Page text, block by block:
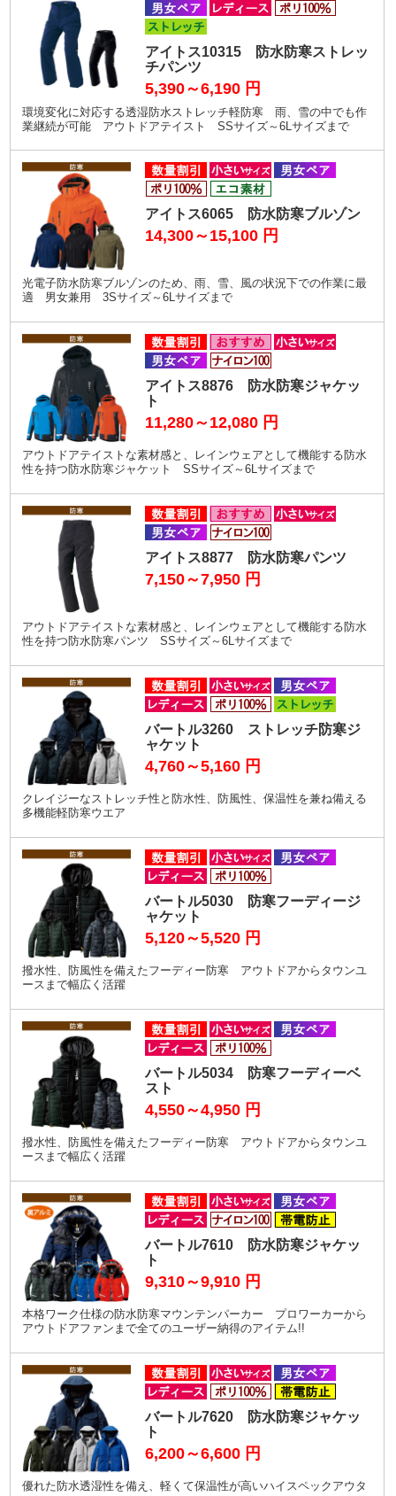
アイトス10315 防水防寒ストレッ
チパンツ
5,390～6,190 円
環境変化に対応する透湿防水ストレッチ軽防寒 雨、雪の中でも作
業継続が可能 アウトドアテイスト SSサイズ～6Lサイズまで
アイトス6065 防水防寒ブルゾン
14,300～15,100 円
光電子防水防寒ブルゾンのため、雨、雪、風の状況下での作業に最
適 男女兼用 3Sサイズ～6Lサイズまで
アイトス8876 防水防寒ジャケッ
ト
11,280～12,080 円
アウトドアテイストな素材感と、レインウェアとして機能する防水
性を持つ防水防寒ジャケット SSサイズ～6Lサイズまで
アイトス8877 防水防寒パンツ
7,150～7,950 円
アウトドアテイストな素材感と、レインウェアとして機能する防水
性を持つ防水防寒パンツ SSサイズ～6Lサイズまで
バートル3260 ストレッチ防寒ジ
ャケット
4,760～5,160 円
クレイジーなストレッチ性と防水性、防風性、保温性を兼ね備える
多機能軽防寒ウエア
バートル5030 防寒フーディージ
ャケット
5,120～5,520 円
撥水性、防風性を備えたフーディー防寒 アウトドアからタウンユ
ースまで幅広く活躍
バートル5034 防寒フーディーベ
スト
4,550～4,950 円
撥水性、防風性を備えたフーディー防寒 アウトドアからタウンユ
ースまで幅広く活躍
バートル7610 防水防寒ジャケッ
ト
9,310～9,910 円
本格ワーク仕様の防水防寒マウンテンパーカー プロワーカーから
アウトドアファンまで全てのユーザー納得のアイテム!!
バートル7620 防水防寒ジャケッ
ト
6,200～6,600 円
優れた防水透湿性を備え、軽くて保温性が高いハイスペックアウタ